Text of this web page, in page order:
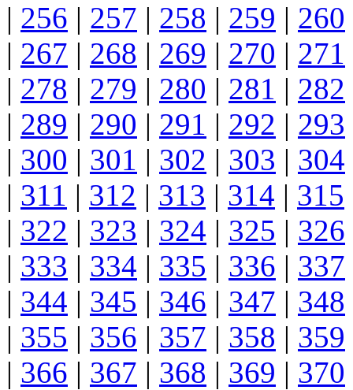
| 256 | 257 | 258 | 259 | 260
| 267 | 268 | 269 | 270 | 271
| 278 | 279 | 280 | 281 | 282
| 289 | 290 | 291 | 292 | 293
| 300 | 301 | 302 | 303 | 304
| 311 | 312 | 313 | 314 | 315
| 322 | 323 | 324 | 325 | 326
| 333 | 334 | 335 | 336 | 337
| 344 | 345 | 346 | 347 | 348
| 355 | 356 | 357 | 358 | 359
| 366 | 367 | 368 | 369 | 370